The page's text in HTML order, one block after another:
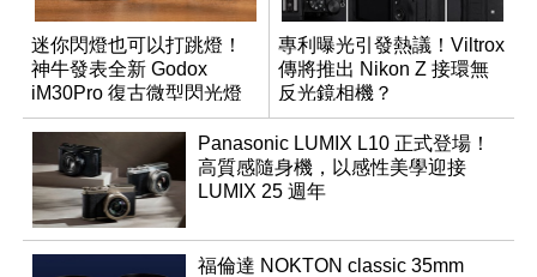
迷你閃燈也可以打跳燈！
神牛發表全新 Godox
iM30Pro 復古微型閃光燈
專利曝光引發熱議！Viltrox
傳將推出 Nikon Z 接環無
反光鏡相機？
Panasonic LUMIX L10 正式登場！
高質感隨身機，以感性美學迎接
LUMIX 25 週年
福倫達 NOKTON classic 35mm